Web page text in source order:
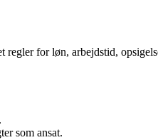
for løn, arbejdstid,
som ansat.